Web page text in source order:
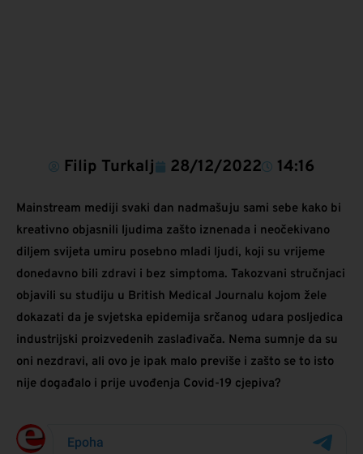
Filip Turkalj 28/12/2022 14:16
Mainstream mediji svaki dan nadmašuju sami sebe kako bi
kreativno objasnili ljudima zašto iznenada i neočekivano
diljem svijeta umiru posebno mladi ljudi, koji su vrijeme
donedavno bili zdravi i bez simptoma. Takozvani stručnjaci
objavili su studiju u British Medical Journalu kojom žele
dokazati da je svjetska epidemija srčanog udara posljedica
industrijski proizvedenih zaslađivača. Nema sumnje da su
oni nezdravi, ali ovo je ipak malo previše i zašto se to isto
nije događalo i prije uvođenja Covid-19 cjepiva?